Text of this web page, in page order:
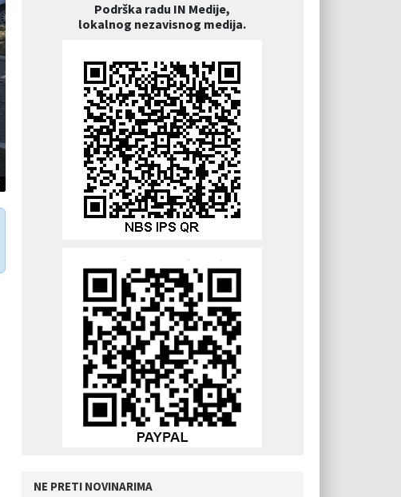
Podrška radu IN Medije,
lokalnog nezavisnog medija.
NE PRETI NOVINARIMA